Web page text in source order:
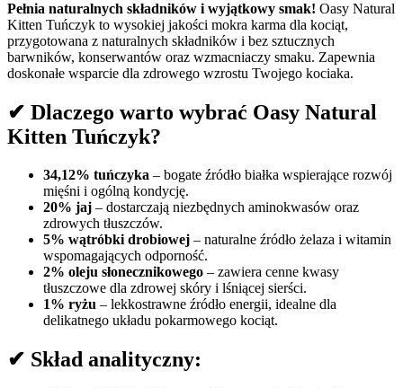
Pełnia naturalnych składników i wyjątkowy smak! Oasy Natural
Kitten Tuńczyk to wysokiej jakości mokra karma dla kociąt,
przygotowana z naturalnych składników i bez sztucznych
barwników, konserwantów oraz wzmacniaczy smaku. Zapewnia
doskonałe wsparcie dla zdrowego wzrostu Twojego kociaka.
✔ Dlaczego warto wybrać Oasy Natural
Kitten Tuńczyk?
34,12% tuńczyka – bogate źródło białka wspierające rozwój
mięśni i ogólną kondycję.
20% jaj – dostarczają niezbędnych aminokwasów oraz
zdrowych tłuszczów.
5% wątróbki drobiowej – naturalne źródło żelaza i witamin
wspomagających odporność.
2% oleju słonecznikowego – zawiera cenne kwasy
tłuszczowe dla zdrowej skóry i lśniącej sierści.
1% ryżu – lekkostrawne źródło energii, idealne dla
delikatnego układu pokarmowego kociąt.
✔ Skład analityczny: